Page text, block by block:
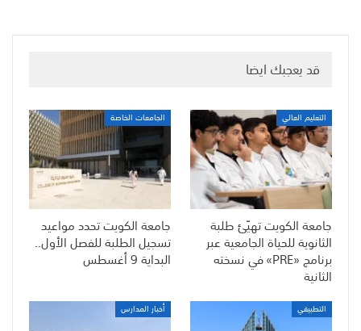
قد يعجبك ايضا
التعليم العالي
جامعة الكويت تهيّئ طلبة
الثانوية للحياة الجامعية عبر
برنامج «PRE» في نسخته
الثانية
الجامعات الخاصة
جامعة الكويت تحدد مواعيد
تسجيل الطلبة للفصل الأول..
البداية 9 أغسطس
التطبيقي أخبار المدارس